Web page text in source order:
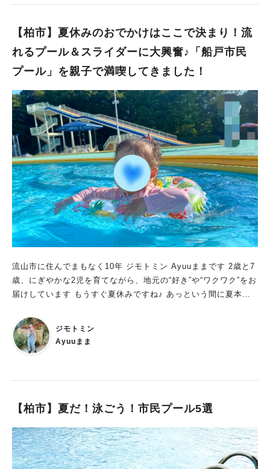
【柏市】夏休みのおでかけはここで決まり！流
れるプール＆スライダーに大興奮♪「船戸市民
プール」を親子で満喫してきました！
流山市に住んでまもなく10年 ジモトミン Ayuuままです 2歳と7
歳、にぎやかな2児を育てながら、地元の“好き”や“ワクワク”をお
届けしています もうすぐ夏休みですね♪ あっという間に夏本
悩むママ・パパも多いのではないでしょうか 夏といえば…やっ
ぱりプール！！ 今回は、柏市にある「船戸市民プール」へ家族
で遊びに行ってきました♪ 2歳の娘にとっては、はじめての市民
業されるそうです。プール横にある売店は営業していました。）
（笑） 親子でたっぷり遊んできたので、その魅力をご紹介しま
す！ 施設情報 住所 千葉県柏市船戸山高野170-1 営業期間 7月
上旬～9月上旬 営業時間（3時間30分・入替制） ・1回目 9:00
ジモトミン
Ayuuまま
【柏市】夏だ！泳ごう！市民プール5選